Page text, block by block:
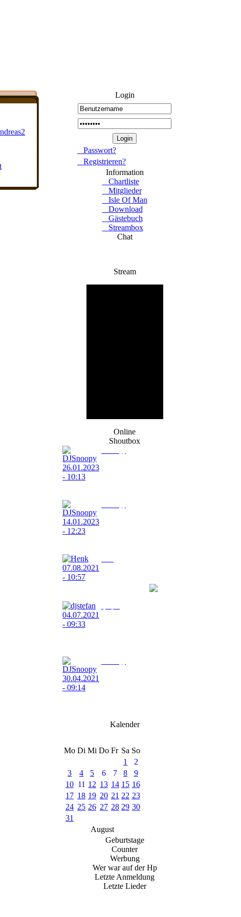
Login
Passwort?
Registrieren?
Information
Chartliste
Mitglieder
Isle Of Man
Download
Gästebuch
Streambox
Chat
Stream
Online
Shoutbox
Kalender
Mo Di Mi Do Fr Sa So
1
2
3
4 5 6 7 8
9
10 11 12 13 14 15 16
17 18 19 20 21 22 23
24 25 26 27 28 29 30
31
August
Geburtstage
Counter
Werbung
Wer war auf der Hp
Letzte Anmeldung
Letzte Lieder